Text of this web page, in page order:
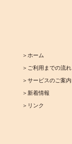
＞ホーム
＞ご利用までの流れ
＞サービスのご案内
＞新着情報
＞リンク